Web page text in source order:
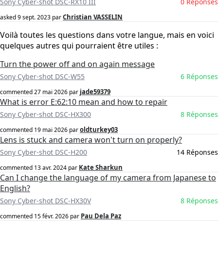
asked9 sept. 2023 parChristian VASSELIN
Voilà toutes les questions dans votre langue, mais en voici
quelques autres qui pourraient être utiles :
Turn the power off and on again message
Sony Cyber-shot DSC-W55 6 Réponses
commented27 mai 2026 par jade59379
What is error E:62:10 mean and how to repair
Sony Cyber-shot DSC-HX300 8 Réponses
commented 19 mai 2026 paroldturkey03
Lens is stuck and camera won't turn on properly?
Sony Cyber-shot DSC-H200 14 Réponses
commented 13 avr. 2024 par Kate Sharkun
Can I change the language of my camera from Japanese to
English?
Sony Cyber-shot DSC-HX30V 8 Réponses
commented 15 févr. 2026 par Pau Dela Paz